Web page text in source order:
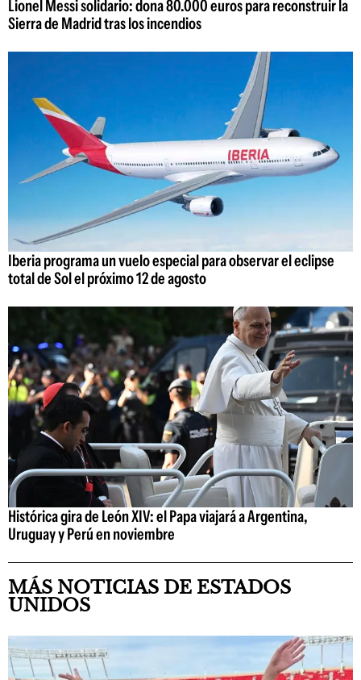
Lionel Messi solidario: dona 80.000 euros para reconstruir la
Sierra de Madrid tras los incendios
Iberia programa un vuelo especial para observar el eclipse
total de Sol el próximo 12 de agosto
Histórica gira de León XIV: el Papa viajará a Argentina,
Uruguay y Perú en noviembre
MÁS NOTICIAS DE ESTADOS
UNIDOS